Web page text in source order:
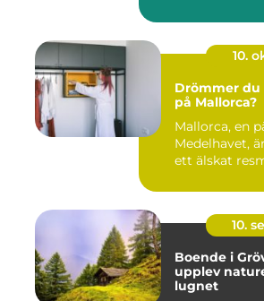
10.
Drömmer du
på Mallorca?
Mallorca, en
Medelhavet,
ett älskat
10.
Boende i
upplev
lugnet